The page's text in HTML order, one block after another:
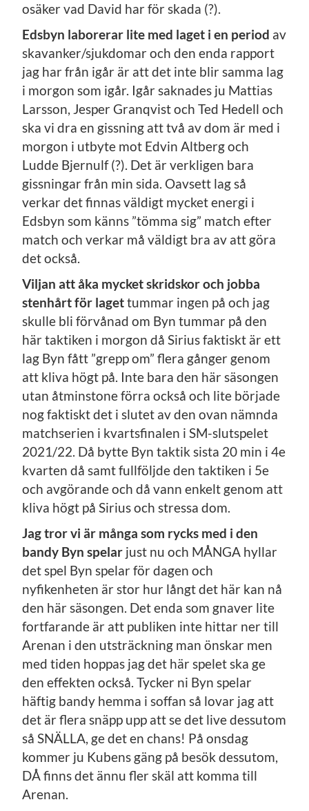
osäker vad David har för skada (?).
Edsbyn laborerar lite med laget i en period av
skavanker/sjukdomar och den enda rapport
jag har från igår är att det inte blir samma lag
i morgon som igår. Igår saknades ju Mattias
Larsson, Jesper Granqvist och Ted Hedell och
ska vi dra en gissning att två av dom är med i
morgon i utbyte mot Edvin Altberg och
Ludde Bjernulf (?). Det är verkligen bara
gissningar från min sida. Oavsett lag så
verkar det finnas väldigt mycket energi i
Edsbyn som känns ”tömma sig” match efter
match och verkar må väldigt bra av att göra
det också.
Viljan att åka mycket skridskor och jobba
stenhårt för lagettummar ingen på och jag
skulle bli förvånad om Byn tummar på den
här taktiken i morgon då Sirius faktiskt är ett
lag Byn fått ”grepp om” flera gånger genom
att kliva högt på. Inte bara den här säsongen
utan åtminstone förra också och lite började
nog faktiskt det i slutet av den ovan nämnda
matchserien i kvartsfinalen i SM-slutspelet
2021/22. Då bytte Byn taktik sista 20 min i 4e
kvarten då samt fullföljde den taktiken i 5e
och avgörande och då vann enkelt genom att
kliva högt på Sirius och stressa dom.
Jag tror vi är många som rycks med i den
bandy Byn spelar just nu och MÅNGA hyllar
det spel Byn spelar för dagen och
nyfikenheten är stor hur långt det här kan nå
den här säsongen. Det enda som gnaver lite
fortfarande är att publiken inte hittar ner till
Arenan i den utsträckning man önskar men
med tiden hoppas jag det här spelet ska ge
den effekten också. Tycker ni Byn spelar
häftig bandy hemma i soffan så lovar jag att
det är flera snäpp upp att se det live dessutom
så SNÄLLA, ge det en chans! På onsdag
kommer ju Kubens gäng på besök dessutom,
DÅ finns det ännu fler skäl att komma till
Arenan.